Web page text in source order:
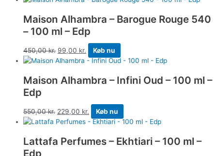
Maison Alhambra – Barogue Rouge 540
– 100 ml – Edp
450,00kr. 99,00 kr. Køb nu
Maison Alhambra – Infini Oud – 100 ml –
Edp
550,00kr. 229,00 kr. Køb nu
Lattafa Perfumes – Ekhtiari – 100 ml –
Edp